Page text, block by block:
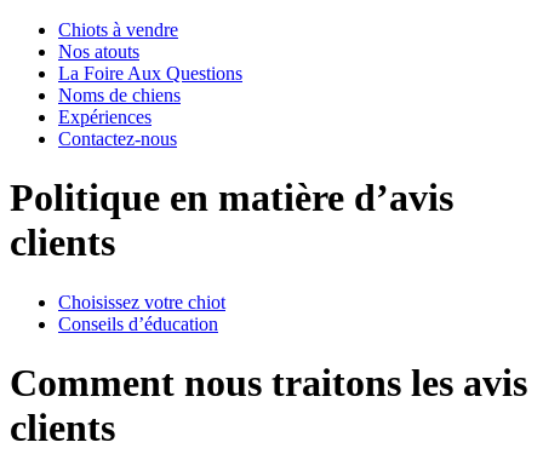
Chiots à vendre
Nos atouts
La Foire Aux Questions
Noms de chiens
Expériences
Contactez-nous
Politique en matière d’avis
clients
Choisissez votre chiot
Conseils d’éducation
Comment nous traitons les avis
clients